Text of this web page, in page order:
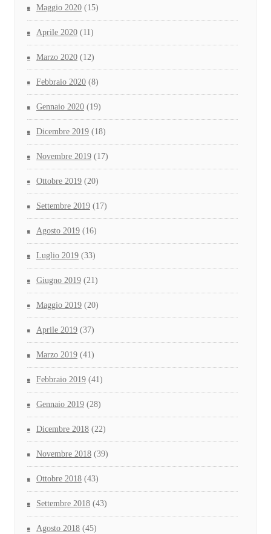
Maggio 2020 (15)
Aprile 2020 (11)
Marzo 2020 (12)
Febbraio 2020 (8)
Gennaio 2020 (19)
Dicembre 2019 (18)
Novembre 2019 (17)
Ottobre 2019 (20)
Settembre 2019 (17)
Agosto 2019 (16)
Luglio 2019 (33)
Giugno 2019 (21)
Maggio 2019 (20)
Aprile 2019 (37)
Marzo 2019 (41)
Febbraio 2019 (41)
Gennaio 2019 (28)
Dicembre 2018 (22)
Novembre 2018 (39)
Ottobre 2018 (43)
Settembre 2018 (43)
Agosto 2018 (45)